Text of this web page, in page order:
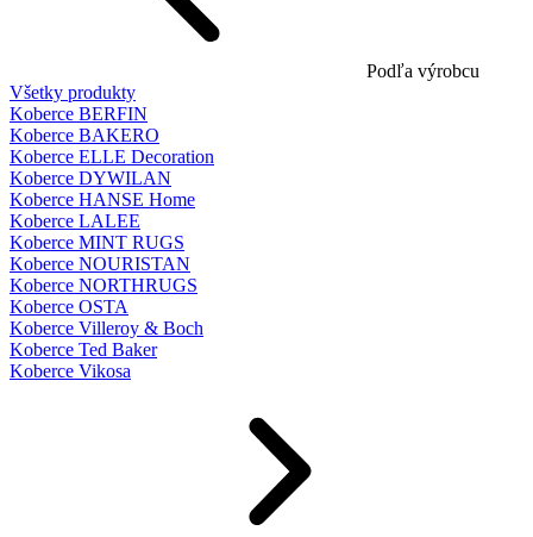
Podľa výrobcu
Všetky produkty
Koberce BERFIN
Koberce BAKERO
Koberce ELLE Decoration
Koberce DYWILAN
Koberce HANSE Home
Koberce LALEE
Koberce MINT RUGS
Koberce NOURISTAN
Koberce NORTHRUGS
Koberce OSTA
Koberce Villeroy & Boch
Koberce Ted Baker
Koberce Vikosa